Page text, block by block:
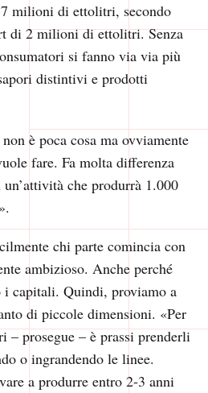
milioni di ettolitri, secondo
di 2 milioni di ettolitri. Senza
si fanno via via più
distintivi e prodotti
è poca cosa ma ovviamente
fare. Fa molta differenza
che produrrà 1.000
chi parte comincia con
ambizioso. Anche perché
i capitali. Quindi, proviamo a
di piccole dimensioni. «Per
– prosegue – è prassi prenderli
o ingrandendo le linee.
a produrre entro 2-3 anni